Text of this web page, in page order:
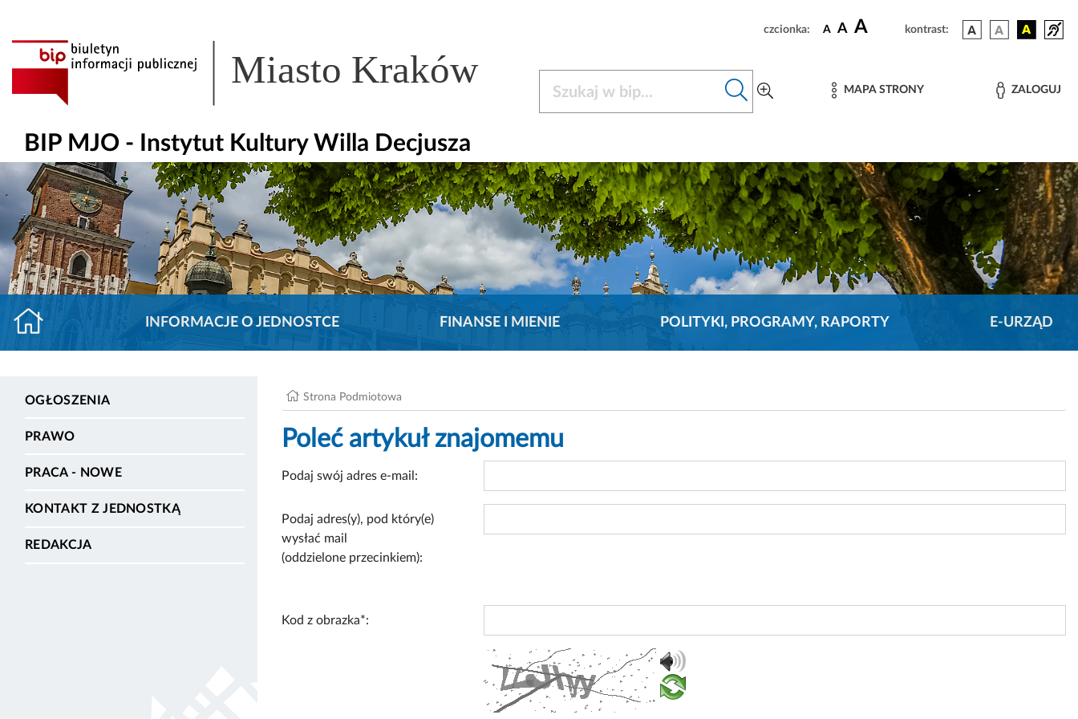
czcionka: A A A kontrast:
Miasto Kraków MAPA STRONY ZALOGUJ
BIP MJO - Instytut Kultury Willa Decjusza
INFORMACJE O JEDNOSTCE FINANSE I MIENIE POLITYKI, PROGRAMY, RAPORTY E-URZĄD
OGŁOSZENIA
PRAWO
PRACA - NOWE
KONTAKT Z JEDNOSTKĄ
REDAKCJA
Strona Podmiotowa
Poleć artykuł znajomemu
Podaj swój adres e-mail:
Podaj adres(y), pod który(e)
wysłać mail
(oddzielone przecinkiem):
Kod z obrazka*: